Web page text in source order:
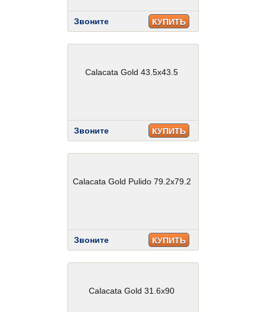
Звоните КУПИТЬ
Calacata Gold 43.5x43.5
Звоните КУПИТЬ
Calacata Gold Pulido 79.2x79.2
Звоните КУПИТЬ
Calacata Gold 31.6x90